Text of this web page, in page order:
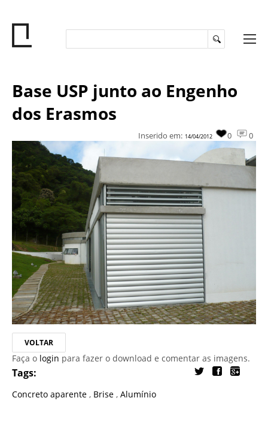
Base USP junto ao Engenho
dos Erasmos
0
0
Inserido em: 14/04/2012
VOLTAR
Faça o login para fazer o download e comentar as imagens.
Tags:
Concreto aparente , Brise , Alumínio